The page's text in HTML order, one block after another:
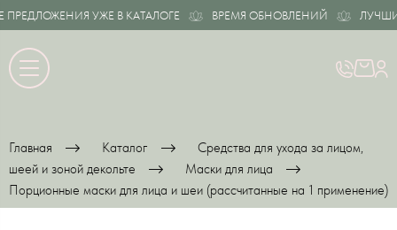
УЖЕ В КАТАЛОГЕ ВРЕМЯ ОБНОВЛЕНИЙ ЛУЧШИЕ
Главная Каталог
Средства для ухода за лицом,
шеей и зоной декольте
Маски для лица
Порционные маски для лица и шеи (рассчитанные на 1 применение)